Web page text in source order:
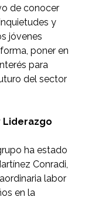
de conocer
y
jóvenes
poner en
para
del sector
Liderazgo
ha estado
Conradi,
labor
en la